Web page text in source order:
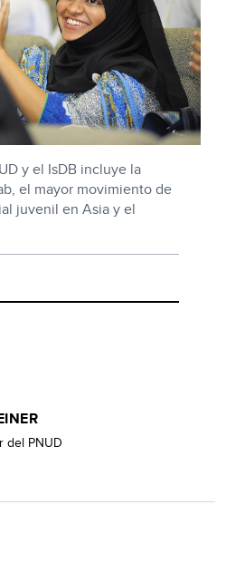
y el IsDB incluye la
el mayor movimiento de
juvenil en Asia y el
del PNUD